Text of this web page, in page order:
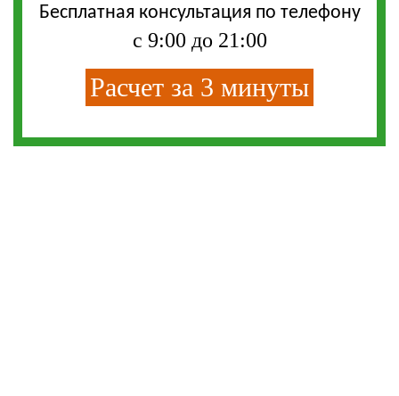
Бесплатная консультация по телефону
с 9:00 до 21:00
Расчет за 3 минуты